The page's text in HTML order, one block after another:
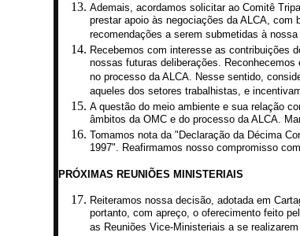
Ademais, acordamos solicitar ao Comitê
prestar apoio às negociações da ALCA,
recomendações a serem submetidas à
Recebemos com interesse as contribuições
nossas futuras deliberações.
no processo da ALCA. Nesse sentido,
aqueles dos setores trabalhistas, e
A questão do meio ambiente e sua relação
âmbitos da OMC e do processo da ALCA.
Tomamos nota da "Declaração da Décima
1997". Reafirmamos nosso compromisso
PRÓXIMAS REUNIÕES MINISTERIAIS
Reiteramos nossa decisão, adotada em
portanto, com apreço, o oferecimento feito
as Reuniões Vice-Ministeriais a se